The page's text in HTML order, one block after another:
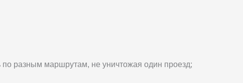
по разным маршрутам, не уничтожая один проезд;